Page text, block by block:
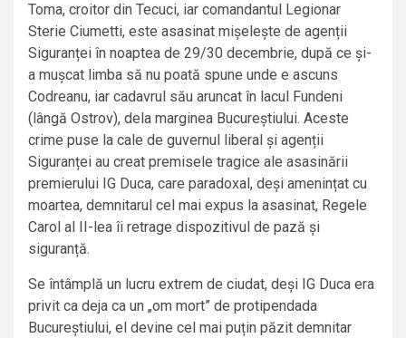
Toma, croitor din Tecuci, iar comandantul Legionar
Sterie Ciumetti, este asasinat mișelește de agenții
Siguranței în noaptea de 29/30 decembrie, după ce și-
a mușcat limba să nu poată spune unde e ascuns
Codreanu, iar cadavrul său aruncat în lacul Fundeni
(lângă Ostrov), dela marginea Bucureștiului. Aceste
crime puse la cale de guvernul liberal și agenții
Siguranței au creat premisele tragice ale asasinării
premierului IG Duca, care paradoxal, deși amenințat cu
moartea, demnitarul cel mai expus la asasinat, Regele
Carol al II-lea îi retrage dispozitivul de pază și
siguranță.
Se întâmplă un lucru extrem de ciudat, deși IG Duca era
privit ca deja ca un „om mort” de protipendada
Bucureștiului, el devine cel mai puțin păzit demnitar